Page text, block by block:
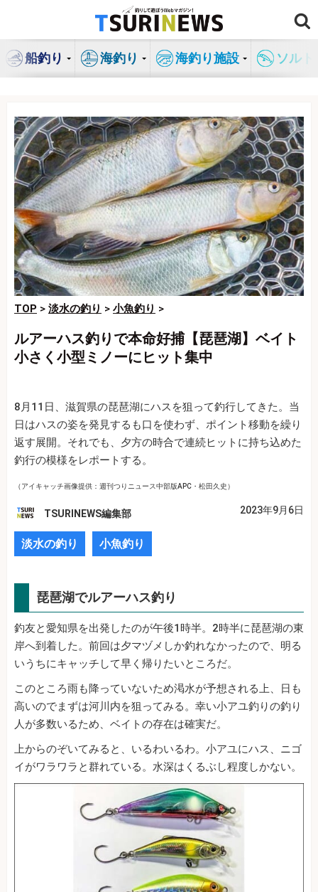
ン
船釣り 海釣り 海釣り施設 ソル
TOP > 淡水の釣り > 小魚釣り >
ルアーハス釣りで本命好捕【琵琶湖】ベイト
小さく小型ミノーにヒット集中
8月11日、滋賀県の琵琶湖にハスを狙って釣行してきた。当
日はハスの姿を発見するも口を使わず、ポイント移動を繰り
返す展開。それでも、夕方の時合で連続ヒットに持ち込めた
釣行の模様をレポートする。
（アイキャッチ画像提供：週刊つりニュース中部版APC・松田久史）
TSURINEWS編集部 2023年9月6日
淡水の釣り 小魚釣り
琵琶湖でルアーハス釣り
釣友と愛知県を出発したのが午後1時半。2時半に琵琶湖の東
岸へ到着した。前回は夕マヅメしか釣れなかったので、明る
いうちにキャッチして早く帰りたいところだ。
このところ雨も降っていないため渇水が予想される上、日も
高いのでまずは河川内を狙ってみる。幸い小アユ釣りの釣り
人が多数いるため、ベイトの存在は確実だ。
上からのぞいてみると、いるわいるわ。小アユにハス、ニゴ
イがワラワラと群れている。水深はくるぶし程度しかない。